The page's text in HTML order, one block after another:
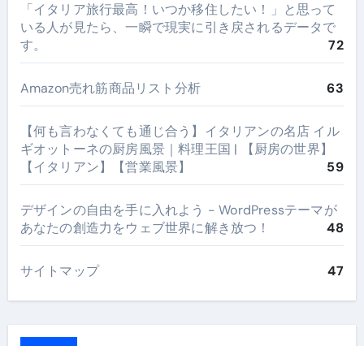
​「イタリア旅行最高！いつか移住したい！」と思って
いる人が見たら、一瞬で現実に引き戻されるデータで
す。
72
Amazon売れ筋商品リスト分析 63
【何も言わなくても通じ合う】イタリアンの名店 イル
ギオットーネの厨房風景｜料理王国 | 【厨房の世界】
【イタリアン】【営業風景】
59
デザインの自由を手に入れよう - WordPressテーマが
あなたの創造力をウェブ世界に解き放つ！
48
サイトマップ 47